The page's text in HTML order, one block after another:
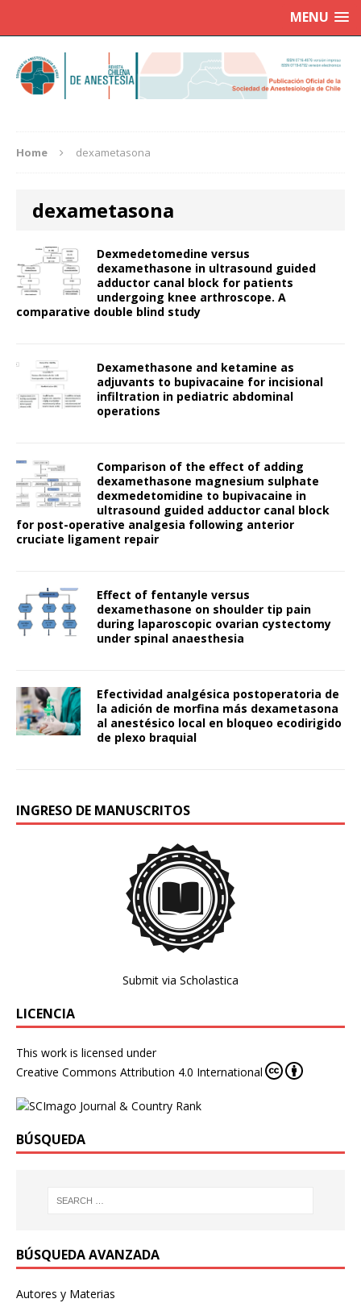
MENU
Home dexametasona
dexametasona
Dexmedetomedine versus
dexamethasone in ultrasound guided
adductor canal block for patients
undergoing knee arthroscope. A
comparative double blind study
Dexamethasone and ketamine as
adjuvants to bupivacaine for incisional
infiltration in pediatric abdominal
operations
Comparison of the effect of adding
dexamethasone magnesium sulphate
dexmedetomidine to bupivacaine in
ultrasound guided adductor canal block
for post-operative analgesia following anterior
cruciate ligament repair
Effect of fentanyle versus
dexamethasone on shoulder tip pain
during laparoscopic ovarian cystectomy
under spinal anaesthesia
Efectividad analgésica postoperatoria de
la adición de morfina más dexametasona
al anestésico local en bloqueo ecodirigido
de plexo braquial
INGRESO DE MANUSCRITOS
Submit via Scholastica
LICENCIA
This work is licensed under
Creative Commons Attribution 4.0 International
BÚSQUEDA
BÚSQUEDA AVANZADA
Autores y Materias